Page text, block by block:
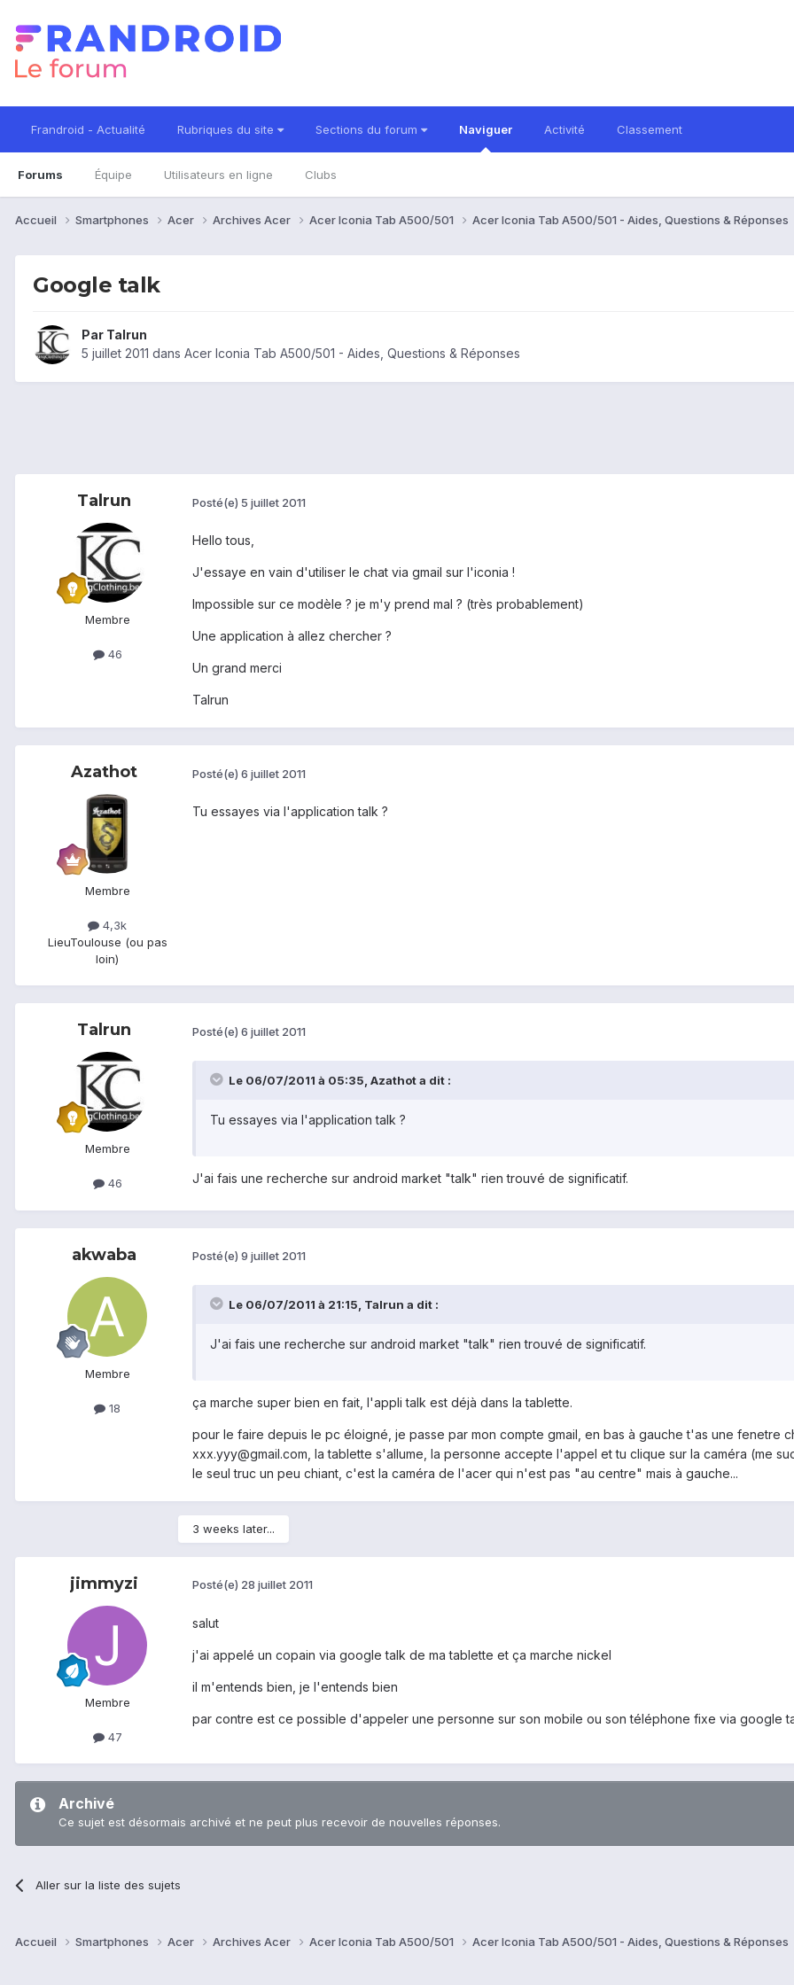
Frandroid - Actualité Rubriques du site Sections du forum Naviguer
Forums Équipe Utilisateurs en ligne Clubs
Activité Classement
Accueil Smartphones Acer Archives Acer Acer Iconia Tab A500/501 Acer Iconia Tab A500/501 - Aides, Questions & Réponses
Google talk
Par Talrun
5 juillet 2011 dans Acer Iconia Tab A500/501 - Aides, Questions & Réponses
Talrun
Membre
46
Posté(e) 5 juillet 2011
Hello tous,
J'essaye en vain d'utiliser le chat via gmail sur l'iconia !
Impossible sur ce modèle ? je m'y prend mal ? (très probablement)
Une application à allez chercher ?
Un grand merci
Talrun
Azathot
Membre
4,3k
LieuToulouse (ou pas
loin)
Posté(e) 6 juillet 2011
Tu essayes via l'application talk ?
Talrun
Membre
46
Posté(e) 6 juillet 2011
Le 06/07/2011 à 05:35, Azathot a dit :
Tu essayes via l'application talk ?
J'ai fais une recherche sur android market "talk" rien trouvé de significatif.
akwaba
Membre
18
Posté(e) 9 juillet 2011
Le 06/07/2011 à 21:15, Talrun a dit :
J'ai fais une recherche sur android market "talk" rien trouvé de significatif.
ça marche super bien en fait, l'appli talk est déjà dans la tablette.
pour le faire depuis le pc éloigné, je passe par mon compte gmail, en bas à gauche t'as une fenetre
xxx.yyy@gmail.com, la tablette s'allume, la personne accepte l'appel et tu clique sur la caméra (me
le seul truc un peu chiant, c'est la caméra de l'acer qui n'est pas "au centre" mais à gauche...
3 weeks later...
jimmyzi
Membre
47
Posté(e) 28 juillet 2011
salut
j'ai appelé un copain via google talk de ma tablette et ça marche nickel
il m'entends bien, je l'entends bien
par contre est ce possible d'appeler une personne sur son mobile ou son téléphone fixe via google
Archivé
Ce sujet est désormais archivé et ne peut plus recevoir de nouvelles réponses.
Aller sur la liste des sujets
Accueil Smartphones Acer Archives Acer Acer Iconia Tab A500/501 Acer Iconia Tab A500/501 - Aides, Questions & Réponses